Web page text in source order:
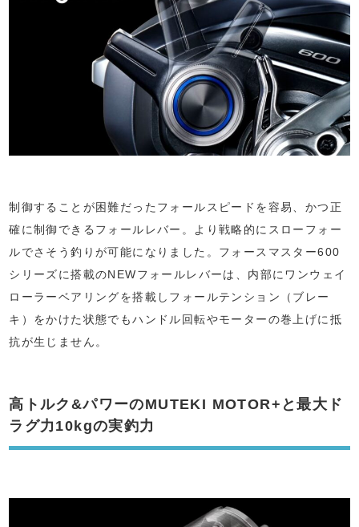
制御することが困難だったフォールスピードを容易、かつ正
確に制御できるフォールレバー。より戦略的にスローフォー
ルでさそう釣りが可能になりました。フォースマスター600
シリーズに搭載のNEWフォールレバーは、内部にワンウェイ
ローラーベアリングを搭載しフォールテンション（ブレー
キ）をかけた状態でもハンドル回転やモーターの巻上げに抵
抗が生じません。
高トルク&パワーのMUTEKI MOTOR+と最大ド
ラグ力10kgの実釣力